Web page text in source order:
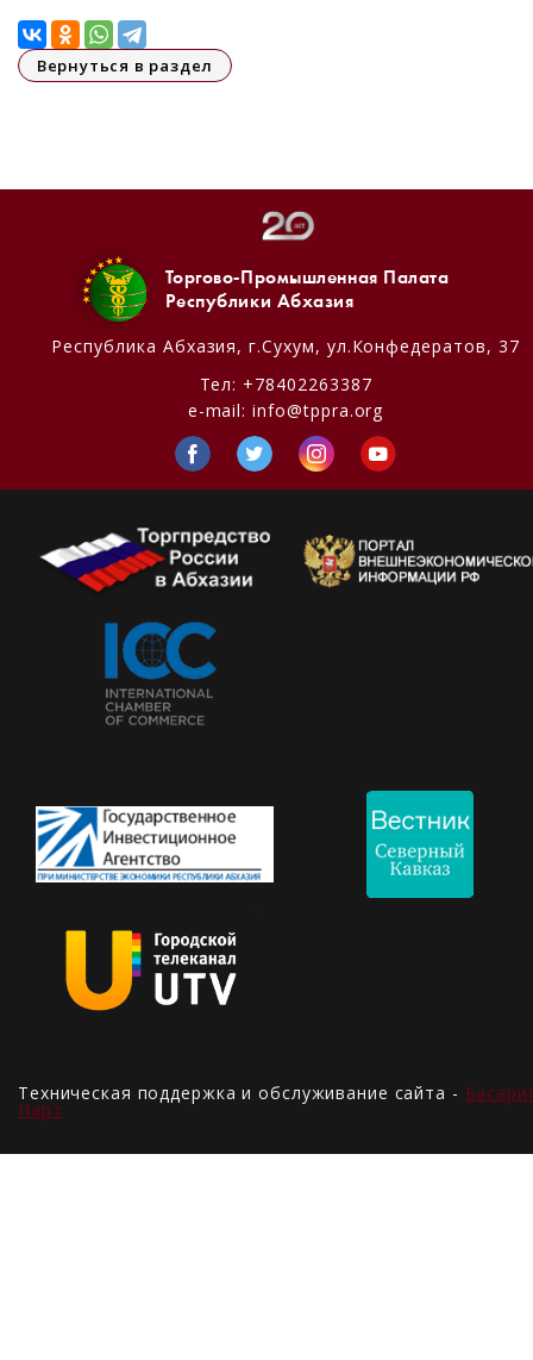
Вернуться в раздел
Торгово-Промышленная Палата
Республики Абхазия
Республика Абхазия, г.Сухум, ул.Конфедератов, 37
Тел: +78402263387
e-mail:info@tppra.org
Техническая поддержка и обслуживание сайта -
Нарт